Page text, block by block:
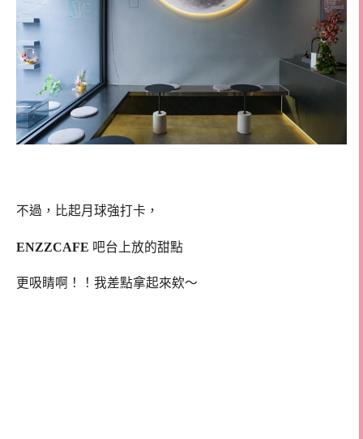
不過，比起月球強打卡，
ENZZCAFE 吧台上放的甜點
更吸睛啊！！我差點拿起來欸～